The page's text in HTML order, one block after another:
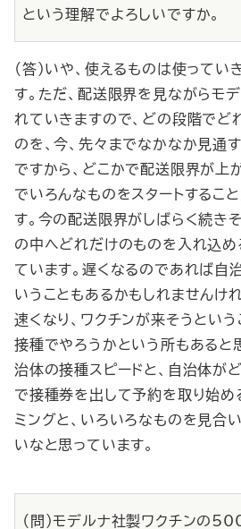
という理解でよろしいですか。
（答）いや、使えるものは使って
す。ただ、配送限界を見ながらモ
れていきますので、どの段階でど
のを、今、先々までなかなか見通
ですから、どこかで配送限界が上
でいろんなものをスタートするこ
す。今の配送限界がしばらく続き
の中へどれだけのものを入れ込め
ています。遅くなるのであれば自
いうこともあるかもしれませんけ
速くなり、ワクチンが来そうとい
接種でやろうかという所もあると
治体の接種スピードと、自治体が
で接種券を出して予約を取り始め
ミングと、いろいろなものを見合
いなと思っています。
（問）モデルナ社製ワクチンの